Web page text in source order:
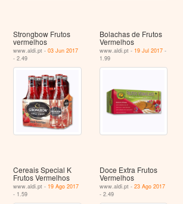
Strongbow Frutos
vermelhos
www.aldi.pt -03 Jun 2017
- 2.49
Bolachas de Frutos
Vermelhos
www.aldi.pt - 19 Jul 2017-
1.99
Cereais Special K
Frutos Vermelhos
www.aldi.pt - 19 Ago 2017
- 1.59
Doce Extra Frutos
Vermelhos
www.aldi.pt - 23 Ago 2017
- 2.49